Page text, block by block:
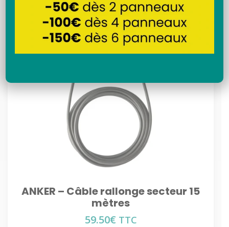
Recherche
ANKER – Câble rallonge secteur 15
mètres
59.50€ TTC